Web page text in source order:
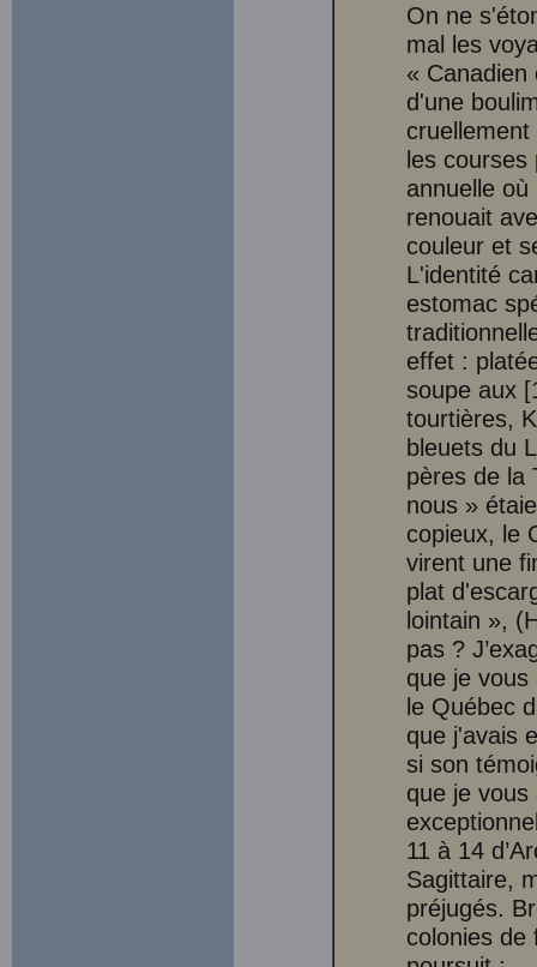
On ne
mal les
«
d'une
les courses
annuelle
renouait
couleur et
L'identité
estomac
effet :
soupe aux
tourtières,
bleuets du
pères de la
nous »
copieux, le
virent une
plat
lointain »,
pas ?
que je
le Québec
que j'avais
si son
que je
11 à 14
Sagittaire,
préjugés.
colonies de